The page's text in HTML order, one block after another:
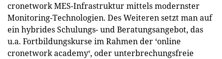
cronetwork MES-Infrastruktur mittels modernster
Monitoring-Technologien. Des Weiteren setzt man auf
ein hybrides Schulungs- und Beratungsangebot, das
u.a. Fortbildungskurse im Rahmen der ‘online
cronetwork academy‘, oder unterbrechungsfreie